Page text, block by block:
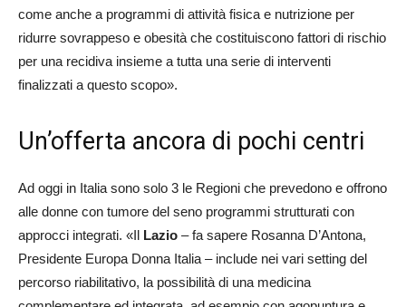
come anche a programmi di attività fisica e nutrizione per
ridurre sovrappeso e obesità che costituiscono fattori di rischio
per una recidiva insieme a tutta una serie di interventi
finalizzati a questo scopo».
Un’offerta ancora di pochi centri
Ad oggi in Italia sono solo 3 le Regioni che prevedono e offrono
alle donne con tumore del seno programmi strutturati con
approcci integrati. «Il Lazio – fa sapere Rosanna D’Antona,
Presidente Europa Donna Italia – include nei vari setting del
percorso riabilitativo, la possibilità di una medicina